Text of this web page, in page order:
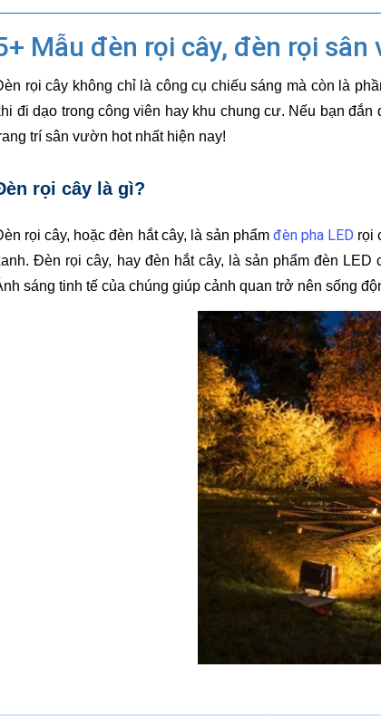
Mẫu đèn rọi cây, đèn rọi sân
rọi cây không chỉ là công cụ chiếu sáng mà còn là
đi dạo trong công viên hay khu chung cư. Nếu bạn
trí sân vườn hot nhất hiện nay!
rọi cây là gì?
rọi cây, hoặc đèn hắt cây, là sản phẩm đèn pha LED rọi
Đèn rọi cây, hay đèn hắt cây, là sản phẩm đèn
sáng tinh tế của chúng giúp cảnh quan trở nên sống